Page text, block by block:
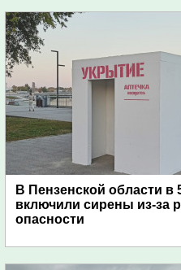
В Пензенской области в
включили сирены из-за
опасности